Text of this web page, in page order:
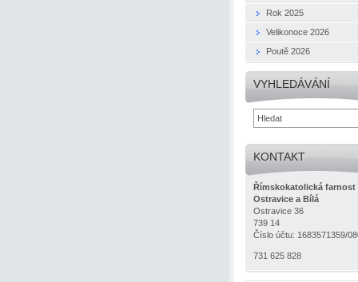
Rok 2025
Velikonoce 2026
Poutě 2026
VYHLEDÁVÁNÍ
KONTAKT
Římskokatolická farnost
Ostravice a Bílá
Ostravice 36
739 14
Číslo účtu: 1683571359/
731 625 828